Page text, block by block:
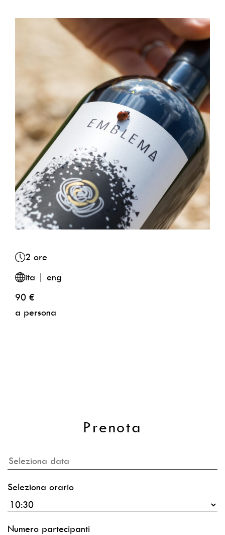
2 ore
ita | eng
90 €
a persona
Prenota
Seleziona orario
Numero partecipanti